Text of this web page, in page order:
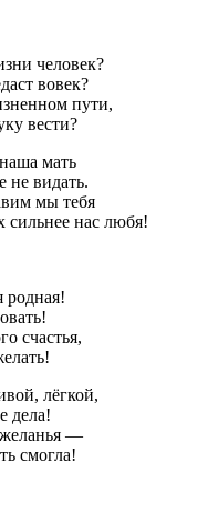
человек?
вовек?
пути,
вести?
мать
не видать.
мы тебя
сильнее нас любя!
счастья,
лёгкой,
дела!
—
смогла!